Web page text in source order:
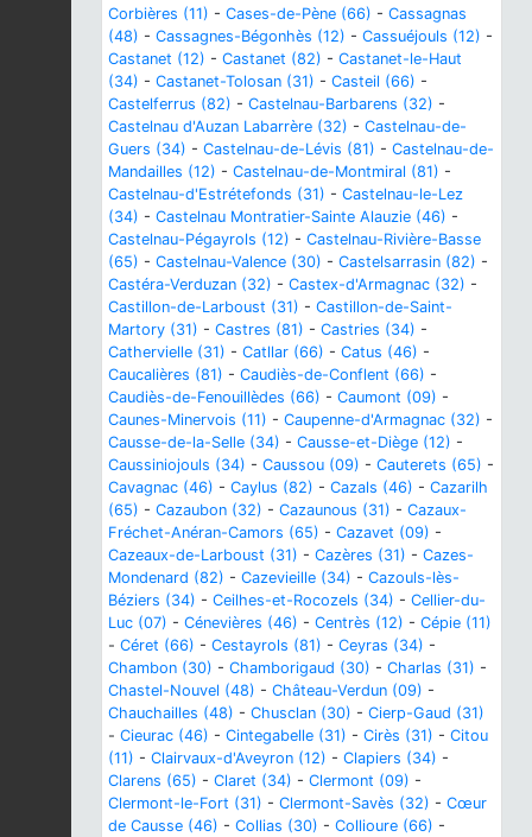
Corbières (11) - Cases-de-Pène (66) - Cassagnas
(48) - Cassagnes-Bégonhès (12) - Cassuéjouls (12) -
Castanet (12) - Castanet (82) - Castanet-le-Haut
(34) - Castanet-Tolosan (31) - Casteil (66) -
Castelferrus (82) - Castelnau-Barbarens (32) -
Castelnau d'Auzan Labarrère (32) - Castelnau-de-
Guers (34) - Castelnau-de-Lévis (81) - Castelnau-de-
Mandailles (12) - Castelnau-de-Montmiral (81) -
Castelnau-d'Estrétefonds (31) - Castelnau-le-Lez
(34) - Castelnau Montratier-Sainte Alauzie (46) -
Castelnau-Pégayrols (12) - Castelnau-Rivière-Basse
(65) - Castelnau-Valence (30) - Castelsarrasin (82) -
Castéra-Verduzan (32) - Castex-d'Armagnac (32) -
Castillon-de-Larboust (31) - Castillon-de-Saint-
Martory (31) - Castres (81) - Castries (34) -
Cathervielle (31) - Catllar (66) - Catus (46) -
Caucalières (81) - Caudiès-de-Conflent (66) -
Caudiès-de-Fenouillèdes (66) - Caumont (09) -
Caunes-Minervois (11) - Caupenne-d'Armagnac (32) -
Causse-de-la-Selle (34) - Causse-et-Diège (12) -
Caussiniojouls (34) - Caussou (09) - Cauterets (65) -
Cavagnac (46) - Caylus (82) - Cazals (46) - Cazarilh
(65) - Cazaubon (32) - Cazaunous (31) - Cazaux-
Fréchet-Anéran-Camors (65) - Cazavet (09) -
Cazeaux-de-Larboust (31) - Cazères (31) - Cazes-
Mondenard (82) - Cazevieille (34) - Cazouls-lès-
Béziers (34) - Ceilhes-et-Rocozels (34) - Cellier-du-
Luc (07) - Cénevières (46) - Centrès (12) - Cépie (11)
- Céret (66) - Cestayrols (81) - Ceyras (34) -
Chambon (30) - Chamborigaud (30) - Charlas (31) -
Chastel-Nouvel (48) - Château-Verdun (09) -
Chauchailles (48) - Chusclan (30) - Cierp-Gaud (31)
- Cieurac (46) - Cintegabelle (31) - Cirès (31) - Citou
(11) - Clairvaux-d'Aveyron (12) - Clapiers (34) -
Clarens (65) - Claret (34) - Clermont (09) -
Clermont-le-Fort (31) - Clermont-Savès (32) - Cœur
de Causse (46) - Collias (30) - Collioure (66) -